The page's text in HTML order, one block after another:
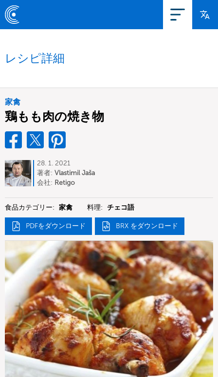
レシピ詳細
家禽
鶏もも肉の焼き物
28. 1. 2021
著者: Vlastimil Jaša
会社: Retigo
食品カテゴリー: 家禽 料理: チェコ語
PDFをダウンロード BRX をダウンロード